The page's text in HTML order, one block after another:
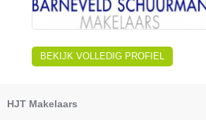
BEKIJK VOLLEDIG PROFIEL
HJT Makelaars